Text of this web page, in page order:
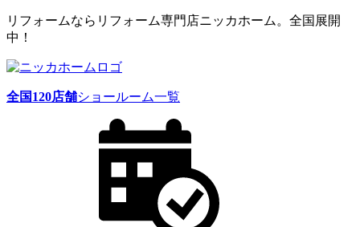
リフォームならリフォーム専門店ニッカホーム。全国展開
中！
全国120店舗ショールーム一覧